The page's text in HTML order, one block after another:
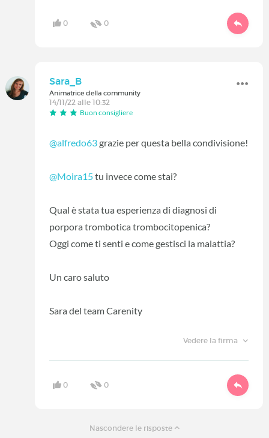
0 0
Sara_B
Animatrice della community
14/11/22 alle 10:32
Buon consigliere
@alfredo63grazie per questa bella condivisione!
@Moira15tu invece come stai?
Qual è stata tua esperienza di diagnosi di
porpora trombotica trombocitopenica?
Oggi come ti senti e come gestisci la malattia?
Un caro saluto
Sara del team Carenity
Vedere la firma
0 0
Nascondere le risposte